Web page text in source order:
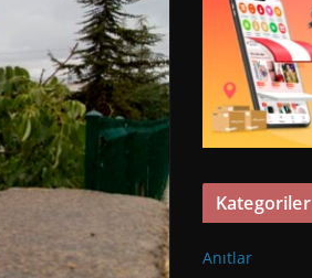
Kategoriler
Anıtlar